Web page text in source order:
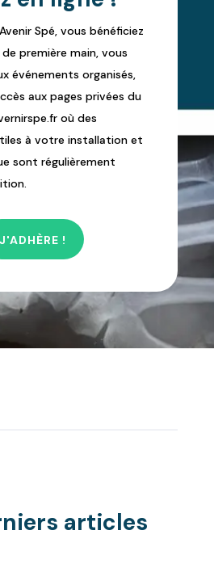
Spé, vous bénéficiez
première main, vous
événements organisés,
aux pages privées du
où des
à votre installation et
sont régulièrement
J'ADHÈRE !
articles